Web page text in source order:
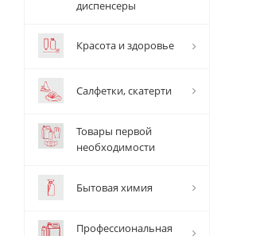
диспенсеры
Красота и здоровье
Салфетки, скатерти
Товары первой
необходимости
Бытовая химия
Профессиональная